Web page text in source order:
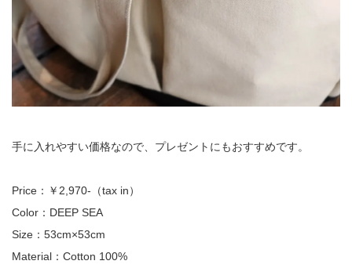
手に入れやすい価格なので、プレゼントにもおすすめです。
Price：￥2,970-（tax in）
Color：DEEP SEA
Size：53cm×53cm
Material：Cotton 100%